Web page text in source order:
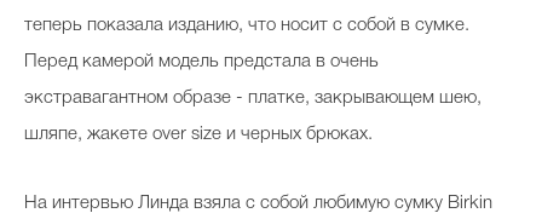
теперь показала изданию, что носит с собой в сумке.
Перед камерой модель предстала в очень
экстравагантном образе - платке, закрывающем шею,
шляпе, жакете over size и черных брюках.
На интервью Линда взяла с собой любимую сумку Birkin